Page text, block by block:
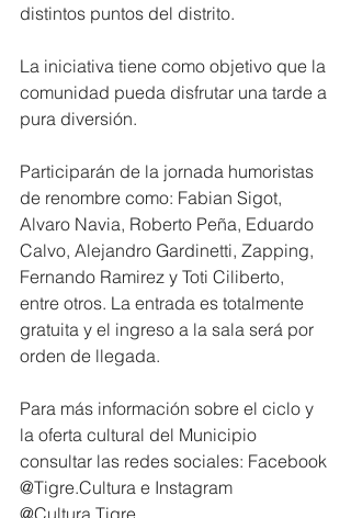
distintos puntos del distrito.
La iniciativa tiene como objetivo que la
comunidad pueda disfrutar una tarde a
pura diversión.
Participarán de la jornada humoristas
de renombre como: Fabian Sigot,
Alvaro Navia, Roberto Peña, Eduardo
Calvo, Alejandro Gardinetti, Zapping,
Fernando Ramirez y Toti Ciliberto,
entre otros. La entrada es totalmente
gratuita y el ingreso a la sala será por
orden de llegada.
Para más información sobre el ciclo y
la oferta cultural del Municipio
consultar las redes sociales: Facebook
@Tigre.Cultura e Instagram